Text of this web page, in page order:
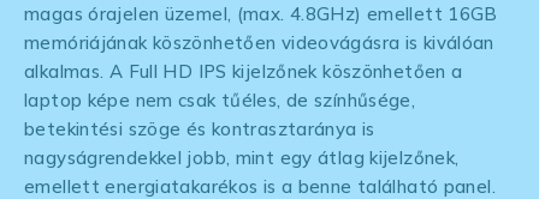
magas órajelen üzemel, (max. 4.8GHz) emellett 16GB
memóriájának köszönhetően videovágásra is kiválóan
alkalmas. A Full HD IPS kijelzőnek köszönhetően a
laptop képe nem csak tűéles, de színhűsége,
betekintési szöge és kontrasztaránya is
nagyságrendekkel jobb, mint egy átlag kijelzőnek,
emellett energiatakarékos is a benne található panel.